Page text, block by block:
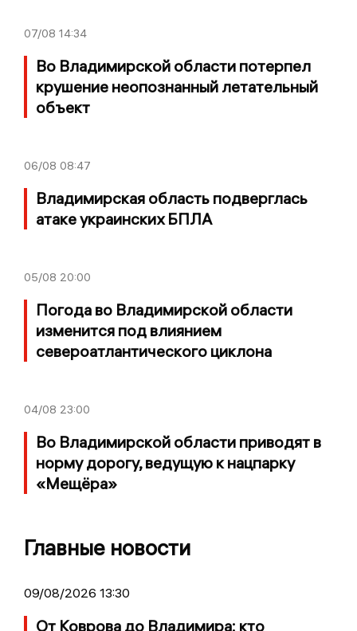
07/08 14:34
Во Владимирской области потерпел
крушение неопознанный летательный
объект
06/08 08:47
Владимирская область подверглась
атаке украинских БПЛА
05/08 20:00
Погода во Владимирской области
изменится под влиянием
североатлантического циклона
04/08 23:00
Во Владимирской области приводят в
норму дорогу, ведущую к нацпарку
«Мещёра»
Главные новости
09/08/2026 13:30
От Коврова до Владимира: кто